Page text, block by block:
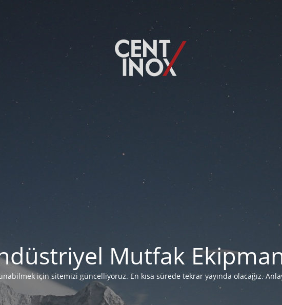
Mutfak
için sitemizi güncelliyoruz. En kısa sürede tekrar yayında olacağız.